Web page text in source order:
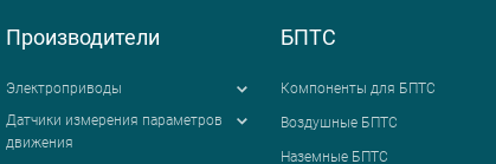
Производители
Электроприводы
Датчики измерения параметров
движения
БПТС
Компоненты для БПТС
Воздушные БПТС
Наземные БПТС